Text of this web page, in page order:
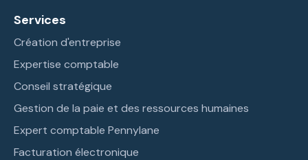
Services
Création d'entreprise
Expertise comptable
Conseil stratégique
Gestion de la paie et des ressources humaines
Expert comptable Pennylane
Facturation électronique